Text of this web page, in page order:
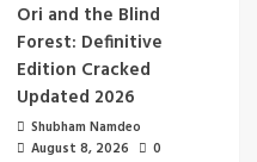
Ori and the Blind
Forest: Definitive
Edition Cracked
Updated 2026
Shubham Namdeo
August 8, 2026
0